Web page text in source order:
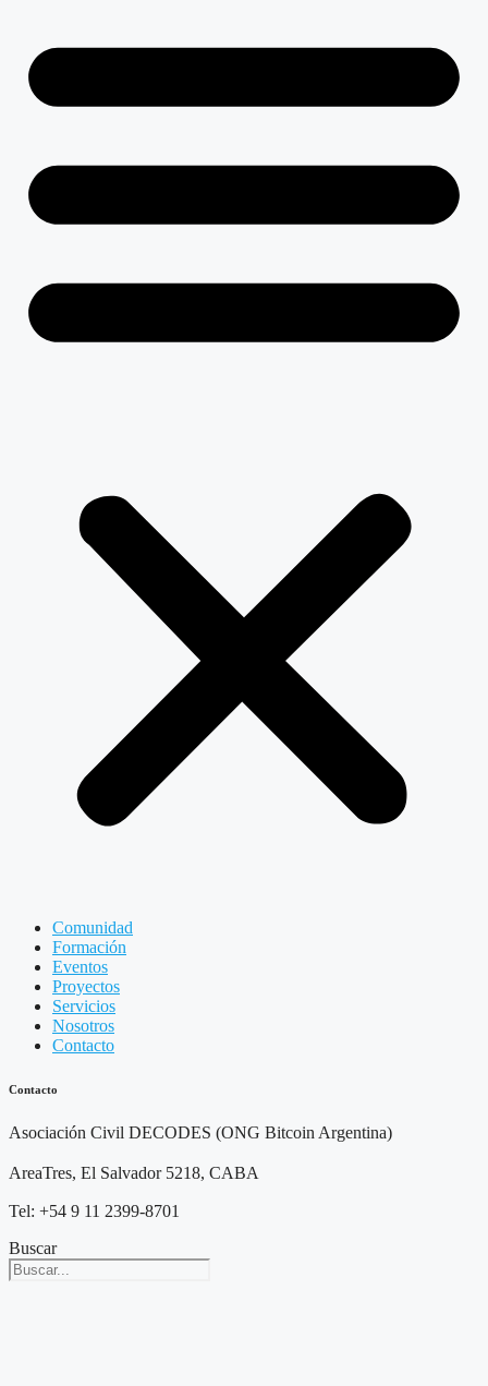
Comunidad
Formación
Eventos
Proyectos
Servicios
Nosotros
Contacto
Contacto
Asociación Civil DECODES (ONG Bitcoin Argentina)
AreaTres, El Salvador 5218, CABA
Tel: +54 9 11 2399-8701
Buscar